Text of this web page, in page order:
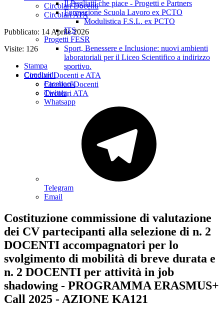
Il Pugliatti che piace - Progetti e Partners
Formazione Scuola Lavoro ex PCTO
Modulistica F.S.L. ex PCTO
ITS
Progetti FESR
Sport, Benessere e Inclusione: nuovi ambienti
laboratoriali per il Liceo Scientifico a indirizzo
sportivo.
Circolari Docenti e ATA
Circolari Docenti
Circolari ATA
Circolari Docenti
Circolari ATA
Pubblicato: 14 Aprile 2026
Visite: 126
Stampa
Condividi
Facebook
Twitter
Whatsapp
Telegram
Email
Costituzione commissione di valutazione
dei CV partecipanti alla selezione di n. 2
DOCENTI accompagnatori per lo
svolgimento di mobilità di breve durata e
n. 2 DOCENTI per attività in job
shadowing - PROGRAMMA ERASMUS+
Call 2025 - AZIONE KA121